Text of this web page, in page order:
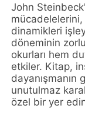
John
dinamikleri
döneminin
okurları hem
etkiler. Kitap,
dayanışmanın
unutulmaz
özel bir yer